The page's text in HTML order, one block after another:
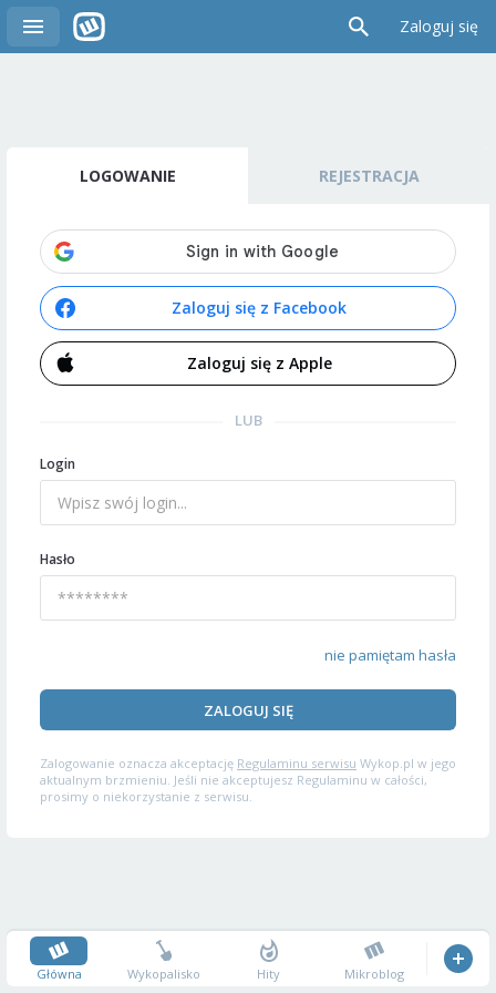
Zaloguj się
LOGOWANIE REJESTRACJA
Zaloguj się z Facebook
Zaloguj się z Apple
LUB
Login
Hasło
nie pamiętam hasła
ZALOGUJ SIĘ
Zalogowanie oznacza akceptację Regulaminu serwisu Wykop.pl w jego
aktualnym brzmieniu. Jeśli nie akceptujesz Regulaminu w całości,
prosimy o niekorzystanie z serwisu.
Główna Wykopalisko Hity Mikroblog